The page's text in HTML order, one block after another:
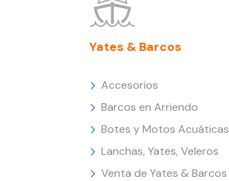
Yates & Barcos
Accesorios
Barcos en Arriendo
Botes y Motos Acuáticas
Lanchas, Yates, Veleros
Venta de Yates & Barcos